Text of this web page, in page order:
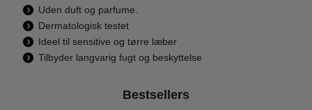
Uden duft og parfume.
Dermatologisk testet
Ideel til sensitive og tørre læber
Tilbyder langvarig fugt og beskyttelse
Bestsellers